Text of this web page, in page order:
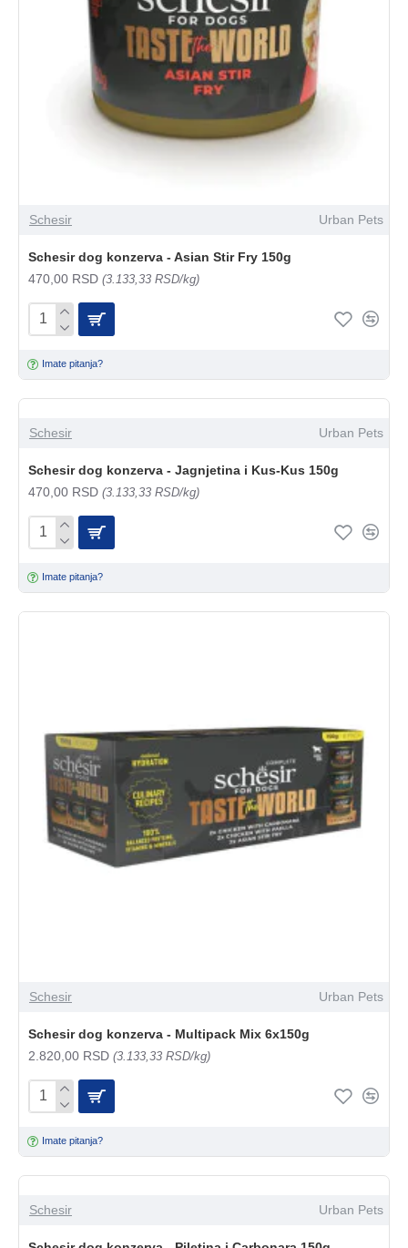
Schesir Urban Pets
Schesir dog konzerva - Asian Stir Fry 150g
470,00 RSD (3.133,33 RSD/kg)
Imate pitanja?
Schesir Urban Pets
Schesir dog konzerva - Jagnjetina i Kus-Kus 150g
470,00 RSD (3.133,33 RSD/kg)
Imate pitanja?
Schesir Urban Pets
Schesir dog konzerva - Multipack Mix 6x150g
2.820,00 RSD (3.133,33 RSD/kg)
Imate pitanja?
Schesir Urban Pets